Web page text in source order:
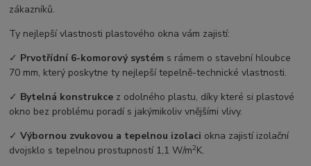
zákazníků.
Ty nejlepší vlastnosti plastového okna vám zajistí:
✓ Prvotřídní 6-komorový systém s rámem o stavební hloubce
70 mm, který poskytne ty nejlepší tepelně-technické vlastnosti.
✓ Bytelná konstrukce z odolného plastu, díky které si plastové
okno bez problému poradí s jakýmikoliv vnějšími vlivy.
✓Výbornou zvukovou a tepelnou izolaci okna zajistí izolační
dvojsklo s tepelnou prostupností 1,1 W/m2K.